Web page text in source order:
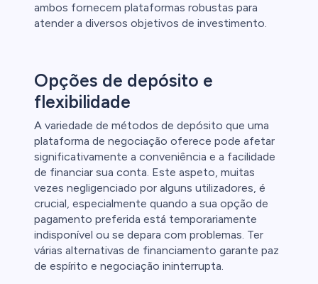
ambos fornecem plataformas robustas para
atender a diversos objetivos de investimento.
Opções de depósito e
flexibilidade
A variedade de métodos de depósito que uma
plataforma de negociação oferece pode afetar
significativamente a conveniência e a facilidade
de financiar sua conta. Este aspeto, muitas
vezes negligenciado por alguns utilizadores, é
crucial, especialmente quando a sua opção de
pagamento preferida está temporariamente
indisponível ou se depara com problemas. Ter
várias alternativas de financiamento garante paz
de espírito e negociação ininterrupta.